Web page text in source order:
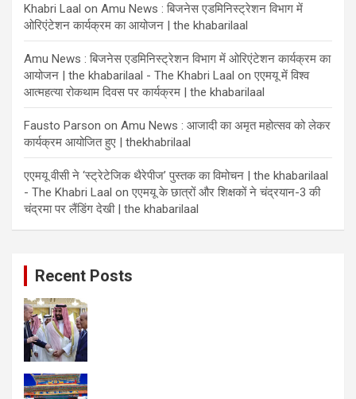
Khabri Laal on Amu News : बिजनेस एडमिनिस्ट्रेशन विभाग में
ओरिएंटेशन कार्यक्रम का आयोजन | the khabarilaal
Amu News : बिजनेस एडमिनिस्ट्रेशन विभाग में ओरिएंटेशन कार्यक्रम का
आयोजन | the khabarilaal - The Khabri Laal onएएमयू में विश्व
आत्महत्या रोकथाम दिवस पर कार्यक्रम | the khabarilaal
Fausto Parson on Amu News : आजादी का अमृत महोत्सव को लेकर
कार्यक्रम आयोजित हुए | thekhabrilaal
एएमयू वीसी ने ‘स्ट्रेटेजिक थैरेपीज’ पुस्तक का विमोचन | the khabarilaal
- The Khabri Laal onएएमयू के छात्रों और शिक्षकों ने चंद्रयान-3 की
चंद्रमा पर लैंडिंग देखी | the khabarilaal
Recent Posts